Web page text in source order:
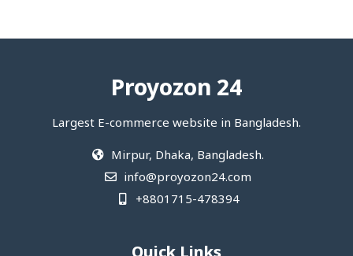
Proyozon 24
Largest E-commerce website in Bangladesh.
Mirpur, Dhaka, Bangladesh.
info@proyozon24.com
+8801715-478394